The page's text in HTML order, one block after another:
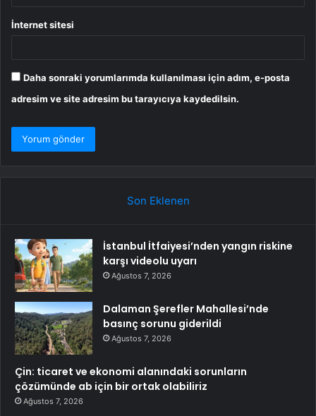
İnternet sitesi
Daha sonraki yorumlarımda kullanılması için adım, e-posta
adresim ve site adresim bu tarayıcıya kaydedilsin.
Son Eklenen
İstanbul İtfaiyesi’nden yangın riskine
karşı videolu uyarı
Ağustos 7, 2026
Dalaman Şerefler Mahallesi’nde
basınç sorunu giderildi
Ağustos 7, 2026
Çin: ticaret ve ekonomi alanındaki sorunların
çözümünde ab için bir ortak olabiliriz
Ağustos 7, 2026